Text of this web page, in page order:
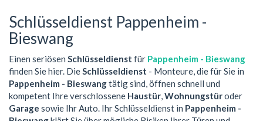
Schlüsseldienst Pappenheim -
Bieswang
Einen seriösen Schlüsseldienst für Pappenheim - Bieswang
finden Sie hier. DieSchlüsseldienst - Monteure, die für Sie in
Pappenheim - Bieswangtätig sind, öffnen schnell und
kompetent Ihre verschlossene Haustür,Wohnungstüroder
Garage sowie Ihr Auto. Ihr Schlüsseldienst in Pappenheim -